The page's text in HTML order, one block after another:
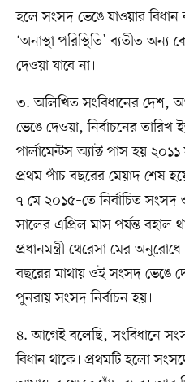
হলে সংসদ ভেঙে যাওয়ার
‘অনাস্থা পরিস্থিতি’ ব্যতীত
দেওয়া যাবে না।
৩. অলিখিত সংবিধানের দেশ,
ভেঙে দেওয়া, নির্বাচনের তারিখ
পার্লামেন্টস অ্যাক্ট পাস হয়
প্রথম পাঁচ বছরের মেয়াদ শেষ
৭ মে ২০১৫–তে নির্বাচিত
সালের এপ্রিল মাস পর্যন্ত বহাল
প্রধানমন্ত্রী থেরেসা মের
বছরের মাথায় ওই সংসদ ভেঙে
পুনরায় সংসদ নির্বাচন হয়।
৪. আগেই বলেছি, সংবিধানে
বিধান থাকে। প্রথমটি হলো